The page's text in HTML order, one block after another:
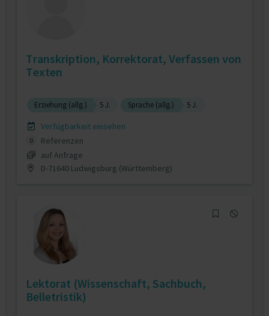
Transkription, Korrektorat, Verfassen von
Texten
Erziehung (allg.) 5 J. Sprache (allg.) 5 J.
Verfügbarkeit einsehen
0
Referenzen
auf Anfrage
D-71640 Ludwigsburg (Württemberg)
Lektorat (Wissenschaft, Sachbuch,
Belletristik)